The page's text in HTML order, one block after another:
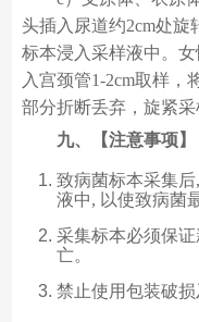
头插入尿道约2cm处
标本浸入采样液中。
入宫颈管1-2cm取样，
部分折断丢弃，旋紧采
九、【注意事项】
致病菌标本采集
液中, 以使致病菌
采集标本必须保
亡。
禁止使用包装破损